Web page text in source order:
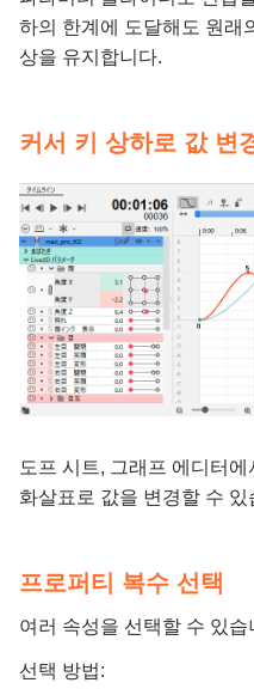
하의 한계에 도달해도 원래
상을 유지합니다.
커서 키 상하로 값 변
도프 시트, 그래프 에디터
화살표로 값을 변경할 수 있
프로퍼티 복수 선택
여러 속성을 선택할 수 있습
선택 방법: